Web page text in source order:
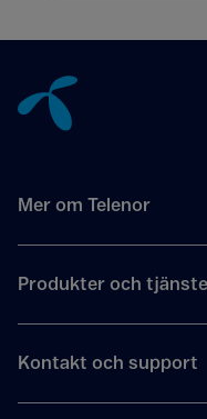
Mer om Telenor
Produkter och
Kontakt och support